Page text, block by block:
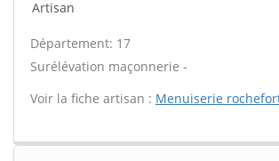
Artisan
Département: 17
Surélévation maçonnerie -
Voir la fiche artisan : Menuiserie